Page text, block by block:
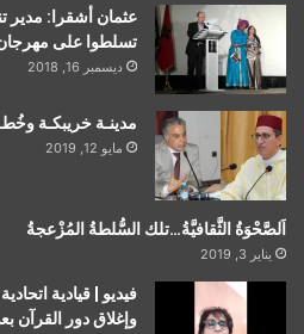
عثمان أشقرا: مدير
تسلطوا على
ديسمبر 16, 2018
مدينـة خريبكـة
مايو 12, 2019
اَلصَّحْوَةُ الثَّقافيَّةُ…تلك السُّلطةُ المُزْعجةُ
يناير 3, 2019
فيديو | قيادية
وإغلاق دور